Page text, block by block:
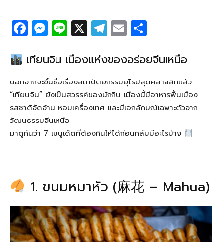
F
a
c
e
b
o
o
k
M
e
ss
e
n
g
er
Li
n
e
X T
el
e
g
ra
m
E
m
ailar
e
เทียนจิน เมืองแห่งของอร่อยจีนเหนือ
นอกจากจะขึ้นชื่อเรื่องสถาปัตยกรรมยุโรปสุดคลาสสิกแล้ว
“เทียนจิน” ยังเป็นสวรรค์ของนักกิน เมืองนี้มีอาหารพื้นเมือง
รสชาติจัดจ้าน หอมเครื่องเทศ และมีเอกลักษณ์เฉพาะตัวจาก
วัฒนธรรมจีนเหนือ
มาดูกันว่า 7 เมนูเด็ดที่ต้องกินให้ได้ก่อนกลับมีอะไรบ้าง
1. ขนมหมาหัว (麻花 – Mahua)